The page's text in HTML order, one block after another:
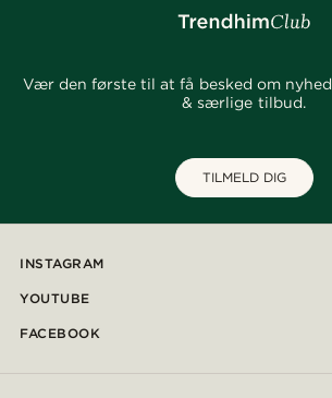
Vær den første til at få besked om
& særlige tilbud.
TILMELD DIG
INSTAGRAM
YOUTUBE
FACEBOOK